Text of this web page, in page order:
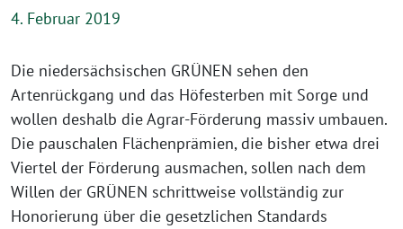
4. Februar 2019
Die niedersächsischen GRÜNEN sehen den
Artenrückgang und das Höfesterben mit Sorge und
wollen deshalb die Agrar-Förderung massiv umbauen.
Die pauschalen Flächenprämien, die bisher etwa drei
Viertel der Förderung ausmachen, sollen nach dem
Willen der GRÜNEN schrittweise vollständig zur
Honorierung über die gesetzlichen Standards